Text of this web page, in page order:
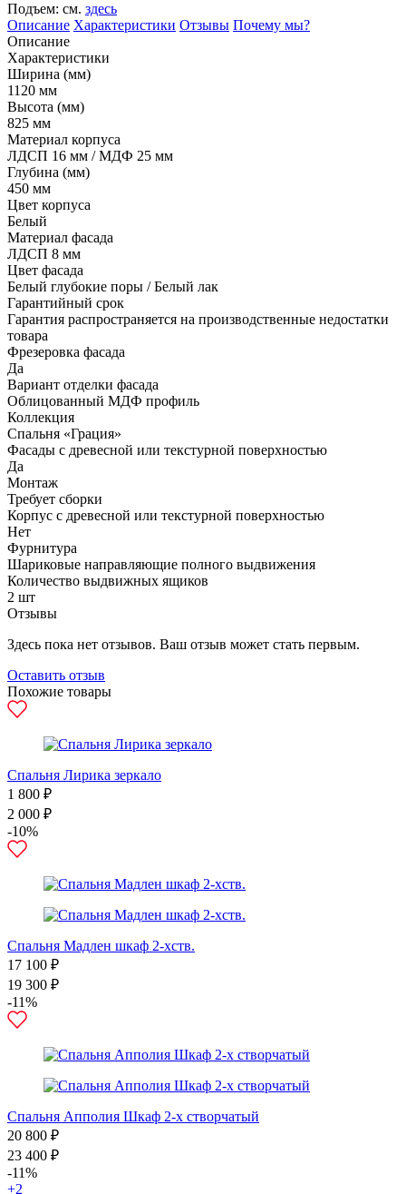
Подъем: см. здесь
Описание Характеристики Отзывы Почему мы?
Описание
Характеристики
Ширина (мм)
1120 мм
Высота (мм)
825 мм
Материал корпуса
ЛДСП 16 мм / МДФ 25 мм
Глубина (мм)
450 мм
Цвет корпуса
Белый
Материал фасада
ЛДСП 8 мм
Цвет фасада
Белый глубокие поры / Белый лак
Гарантийный срок
Гарантия распространяется на производственные недостатки
товара
Фрезеровка фасада
Да
Вариант отделки фасада
Облицованный МДФ профиль
Коллекция
Спальня «Грация»
Фасады с древесной или текстурной поверхностью
Да
Монтаж
Требует сборки
Корпус с древесной или текстурной поверхностью
Нет
Фурнитура
Шариковые направляющие полного выдвижения
Количество выдвижных ящиков
2 шт
Отзывы
Здесь пока нет отзывов. Ваш отзыв может стать первым.
Оставить отзыв
Похожие товары
Спальня Лирика зеркало
1 800 ₽
2 000 ₽
-10%
Спальня Мадлен шкаф 2-хств.
17 100 ₽
19 300 ₽
-11%
Спальня Апполия Шкаф 2-х створчатый
20 800 ₽
23 400 ₽
-11%
+2